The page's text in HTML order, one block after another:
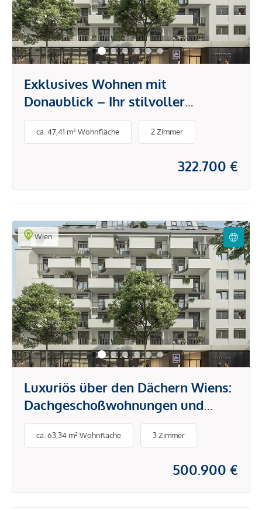
Exklusives Wohnen mit
Donaublick – Ihr stilvoller
Rückzugsort in der Stadt
ca. 47,41 m² Wohnfläche 2 Zimmer
322.700 €
Wien
Luxuriös über den Dächern Wiens:
Dachgeschoßwohnungen und
Penthouses
ca. 63,34 m² Wohnfläche 3 Zimmer
500.900 €